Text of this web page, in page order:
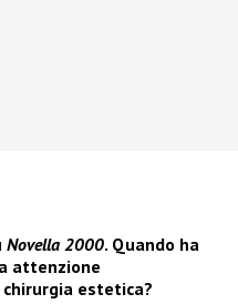
Novella 2000. Quando ha
attenzione
estetica?